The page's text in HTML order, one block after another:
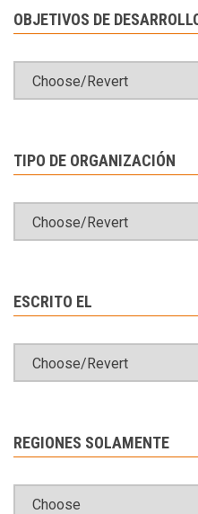
OBJETIVOS DE
TIPO DE ORGANIZACIÓN
ESCRITO EL
REGIONES SOLAMENTE